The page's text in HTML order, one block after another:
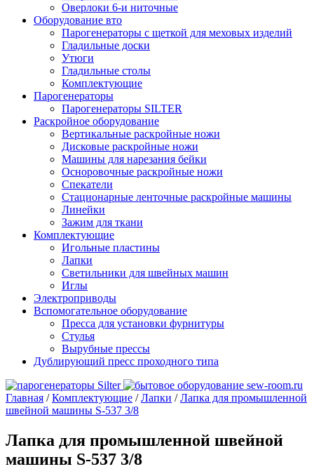
Оверлоки 6-и ниточные
Оборудование вто
Парогенераторы с щеткой для меховых изделий
Гладильные доски
Утюги
Гладильные столы
Комплектующие
Парогенераторы
Парогенераторы SILTER
Раскройное оборудование
Вертикальные раскройные ножи
Дисковые раскройные ножи
Машины для нарезания бейки
Осноровочные раскройные ножи
Спекатели
Стационарные ленточные раскройные машины
Линейки
Зажим для ткани
Комплектующие
Игольные пластины
Лапки
Светильники для швейных машин
Иглы
Электроприводы
Вспомогательное оборудование
Пресса для установки фурнитуры
Стулья
Вырубные прессы
Дублирующий пресс проходного типа
Главная /Комплектующие /Лапки /Лапка для промышленной
швейной машины S-537 3/8
Лапка для промышленной швейной
машины S-537 3/8